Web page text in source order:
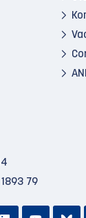
1893 79